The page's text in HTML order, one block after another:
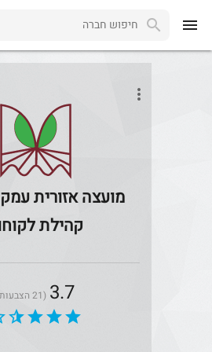
menu
more_vert
מועצה אזורית
קהילת
3.7 (21 הצבעות)
star
star
star
star_half